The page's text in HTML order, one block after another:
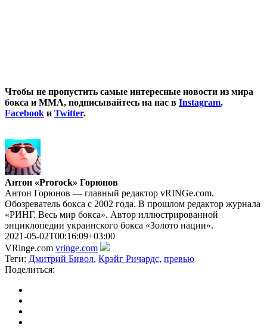
Чтобы не пропустить самые интересные новости из мира
бокса и ММА, подписывайтесь на нас в Instagram,
Facebook и Twitter.
Антон «Prorock» Горюнов
Антон Горюнов — главный редактор vRINGe.com.
Обозреватель бокса с 2002 года. В прошлом редактор журнала
«РИНГ. Весь мир бокса». Автор иллюстрированной
энциклопедии украинского бокса «Золото нации».
2021-05-02T00:16:09+03:00
VRinge.com vringe.com
Теги: Дмитрий Бивол, Крэйг Ричардс, превью
Поделиться: